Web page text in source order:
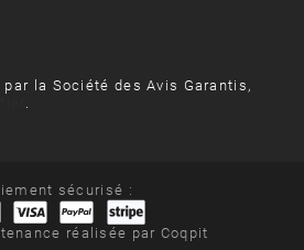
par la Société des Avis Garantis,
.
réalisée par Coqpit
sécurisé :